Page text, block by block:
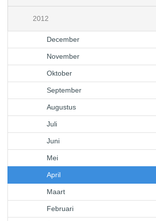
2012
December
November
Oktober
September
Augustus
Juli
Juni
Mei
April
Maart
Februari